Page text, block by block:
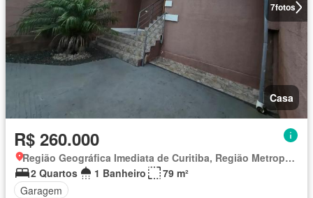
7fotos
Casa
R$ 260.000
Região Geográfica Imediata de Curitiba, Região Metropolitana de Curitiba
2 Quartos
1 Banheiro
79 m²
Garagem